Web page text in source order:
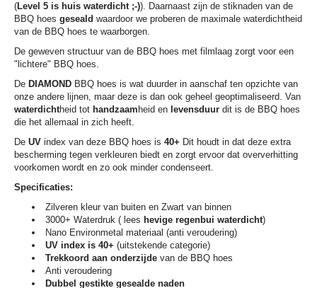
(Level 5 is huis waterdicht ;-)). Daarnaast zijn de stiknaden van de
BBQ hoes geseald waardoor we proberen de maximale waterdichtheid
van de BBQ hoes te waarborgen.
De geweven structuur van de BBQ hoes met filmlaag zorgt voor een
"lichtere" BBQ hoes.
De DIAMOND BBQ hoes is wat duurder in aanschaf ten opzichte van
onze andere lijnen, maar deze is dan ook geheel geoptimaliseerd. Van
waterdichtheid tot handzaam heid en levensduur dit is de BBQ hoes
die het allemaal in zich heeft.
De UV index van deze BBQ hoes is 40+ Dit houdt in dat deze extra
bescherming tegen verkleuren biedt en zorgt ervoor dat oververhitting
voorkomen wordt en zo ook minder condenseert.
Specificaties:
Zilveren kleur van buiten en Zwart van binnen
3000+ Waterdruk ( lees hevige regenbui waterdicht)
Nano Environmetal materiaal (anti veroudering)
UV index is 40+ (uitstekende categorie)
Trekkoord aan onderzijde van de BBQ hoes
Anti veroudering
Dubbel gestikte gesealde naden